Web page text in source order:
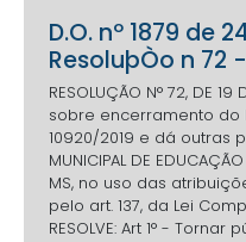
D.O. nº 1879 de
ResoluþÒo n
RESOLUÇÃO N° 72, DE
sobre encerramento do
10920/2019 e dá outras
MUNICIPAL DE
MS, no uso das
pelo art. 137, da Lei
RESOLVE: Art 1° -